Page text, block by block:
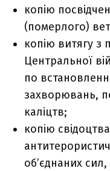
копію
(померлого)
копію витягу з
Центральної
по
захворювань,
каліцтв;
копію
об’єднаних сил,